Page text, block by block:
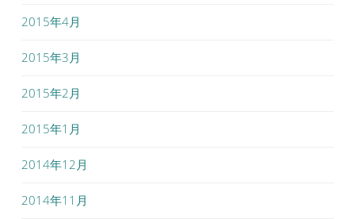
2015年4月
2015年3月
2015年2月
2015年1月
2014年12月
2014年11月